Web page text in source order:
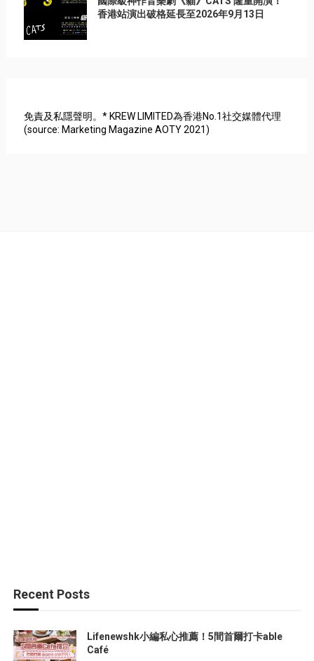
香港站演出破格延長至2026年9月13日
免責及私隱聲明。* KREW LIMITED為香港No.1社交媒體代理
(source: Marketing Magazine AOTY 2021)
Recent Posts
Lifenewshk小編私心推薦！5間首爾打卡able
Café